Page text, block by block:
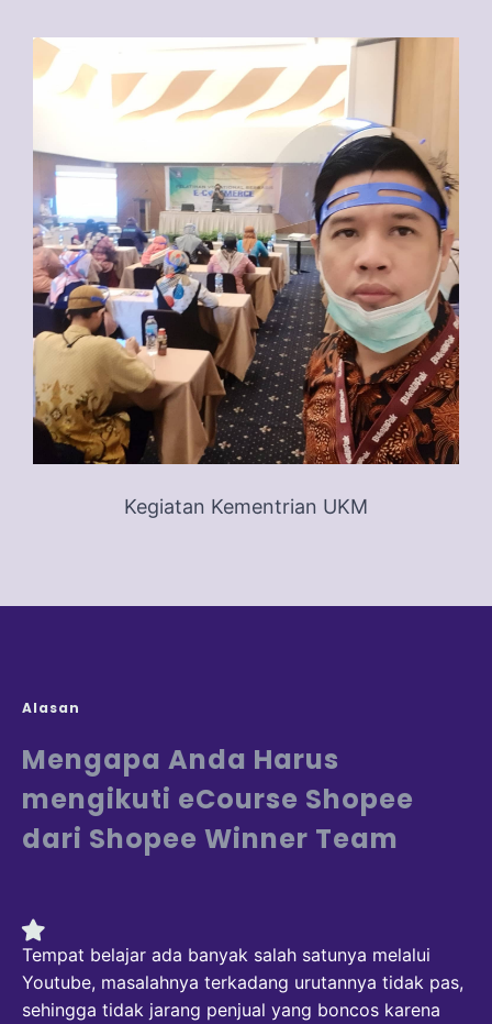
Kegiatan Kementrian UKM
Alasan
Mengapa Anda Harus
mengikuti eCourse Shopee
dari Shopee Winner Team
Tempat belajar ada banyak salah satunya melalui
Youtube, masalahnya terkadang urutannya tidak pas,
sehingga tidak jarang penjual yang boncos karena